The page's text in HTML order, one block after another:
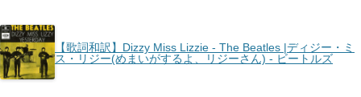
【歌詞和訳】Dizzy Miss Lizzie - The Beatles |ディジー・ミ
ス・リジー(めまいがするよ、リジーさん) - ビートルズ